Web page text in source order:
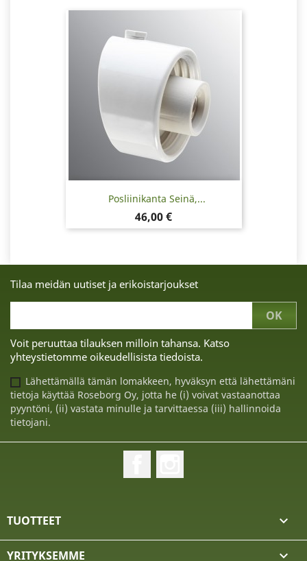
Posliinikanta Seinä,...
Hinta
46,00 €
Tilaa meidän uutiset ja erikoistarjoukset
Voit peruuttaa tilauksen milloin tahansa. Katso
yhteystietomme oikeudellisista tiedoista.
Lähettämällä tämän lomakkeen, hyväksyn että lähettämäni
tietoja käyttää Roseborg Oy, jotta he (i) voivat vastaanottaa
pyyntöni, (ii) vastata minulle ja tarvittaessa (iii) hallinnoida
tietojani.
TUOTTEET 
YRITYKSEMME 